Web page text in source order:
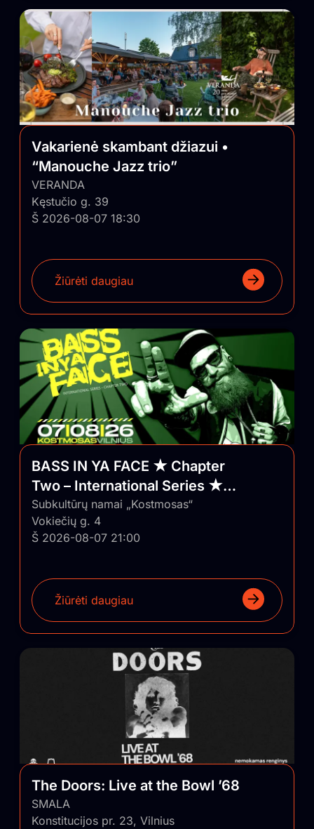
Vakarienė skambant džiazui •
“Manouche Jazz trio”
VERANDA
Kęstučio g. 39
Š 2026-08-07 18:30
Žiūrėti daugiau
BASS IN YA FACE ★ Chapter
Two – International Series ★
Vilnius/Lithuania
Subkultūrų namai „Kostmosas“
Vokiečių g. 4
Š 2026-08-07 21:00
Žiūrėti daugiau
The Doors: Live at the Bowl ’68
SMALA
Konstitucijos pr. 23, Vilnius